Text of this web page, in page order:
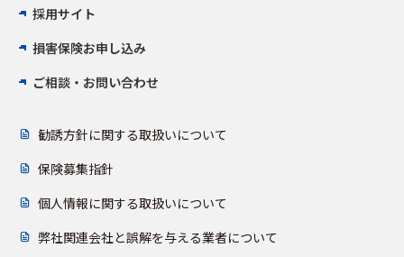
採用サイト
損害保険お申し込み
ご相談・お問い合わせ
勧誘方針に関する取扱いについて
保険募集指針
個人情報に関する取扱いについて
弊社関連会社と誤解を与える業者について